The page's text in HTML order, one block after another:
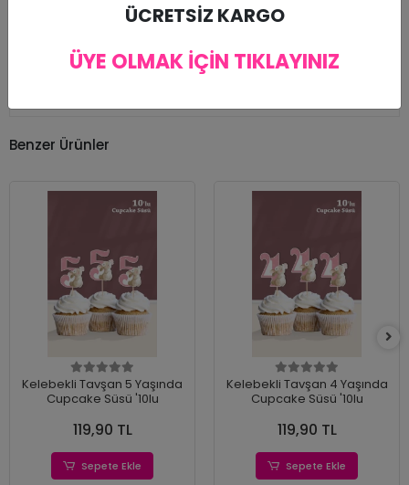
Kullan at statüsünden olan ürünler olduğundan ürün
iadesi kabul edilmemektedir. Ürünün zarar görmesi
Benzer Ürünler
Kelebekli Tavşan 5 Yaşında
Cupcake Süsü '10lu
119,90 TL
Sepete Ekle
Kelebekli Tavşan 4 Yaşında
Cupcake Süsü '10lu
119,90 TL
Sepete Ekle
ÜCRETSİZ KARGO
ÜYE OLMAK İÇİN TIKLAYINIZ